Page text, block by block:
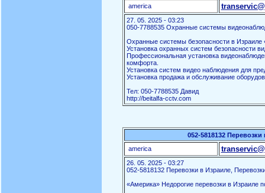
america
27. 05. 2025 - 03:23
050-7788535 Охранные системы
Охранные системы безопасности в Израиле
Установка охранных систем безопасности
Профессиональная установка
комфорта.
Установка систем видео наблюдения для
Установка продажа и обслуживание
Тел: 050-7788535 Давид
http://beitalfa-cctv.com
052-5818132
america
26. 05. 2025 - 03:27
052-5818132 Перевозки в Израиле,
«Америка» Недорогие перевозки в Израиле